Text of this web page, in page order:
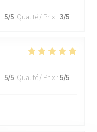
: 5/5 Qualité / Prix : 3/5
: 5/5 Qualité / Prix : 5/5